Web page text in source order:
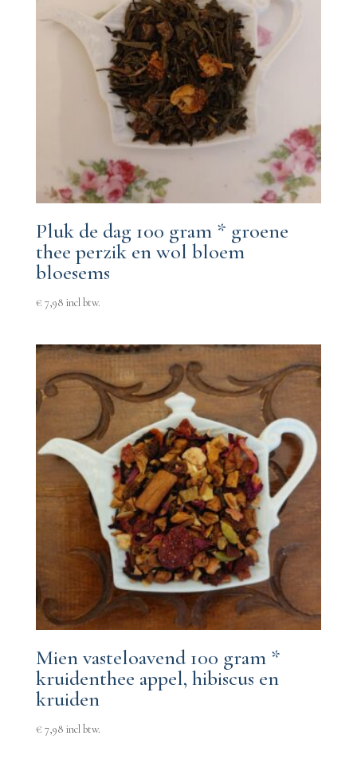
Pluk de dag 100 gram * groene
thee perzik en wol bloem
bloesems
€7,98 incl btw.
Mien vasteloavend 100 gram *
kruidenthee appel, hibiscus en
kruiden
€7,98 incl btw.